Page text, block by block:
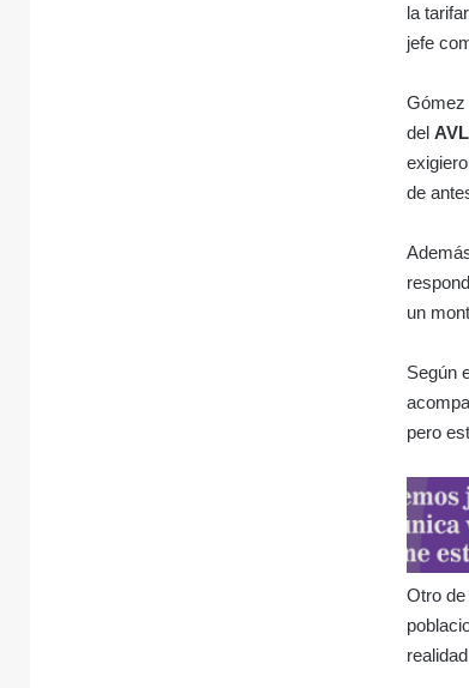
la
jefe
Gómez
delAVL
de
un
Según
pero
Otro